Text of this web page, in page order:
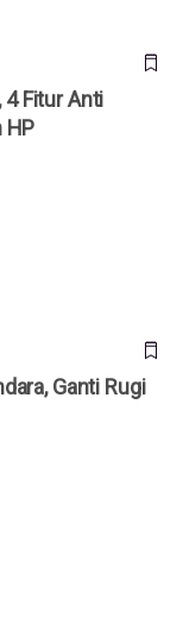
4 Fitur Anti
HP
Ganti Rugi